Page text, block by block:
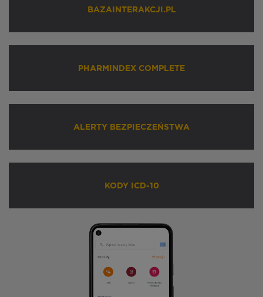
BAZAINTERAKCJI.PL
PHARMINDEX COMPLETE
ALERTY BEZPIECZEŃSTWA
KODY ICD-10